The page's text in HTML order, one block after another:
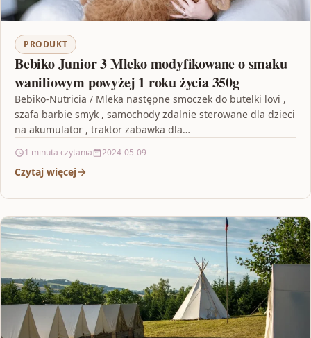
PRODUKT
Bebiko Junior 3 Mleko modyfikowane o smaku
waniliowym powyżej 1 roku życia 350g
Bebiko-Nutricia / Mleka następne smoczek do butelki lovi ,
szafa barbie smyk , samochody zdalnie sterowane dla dzieci
na akumulator , traktor zabawka dla…
1 minuta czytania 2024-05-09
Czytaj więcej